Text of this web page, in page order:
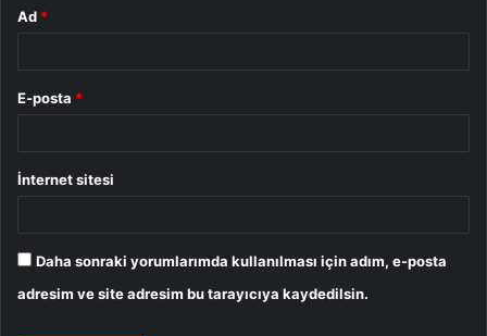
Ad *
E-posta *
İnternet sitesi
Daha sonraki yorumlarımda kullanılması için adım, e-posta
adresim ve site adresim bu tarayıcıya kaydedilsin.